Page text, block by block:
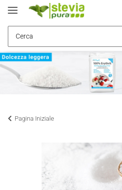
Pagina Iniziale